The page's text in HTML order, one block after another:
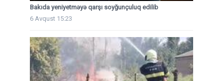
Bakıda yeniyetməyə qarşı soyğunçuluq edilib
6 Avqust 15:23